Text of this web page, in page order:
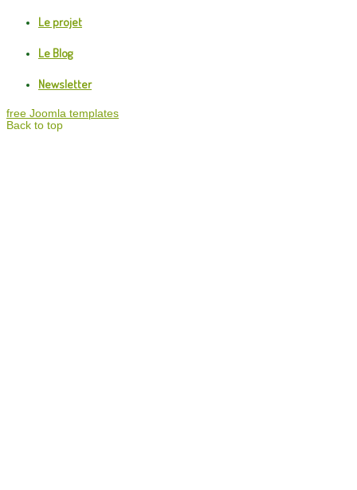
Le projet
Le Blog
Newsletter
free Joomla templates
Back to top